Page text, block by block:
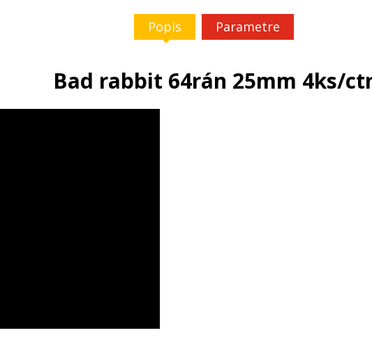
Popis Parametre
Bad rabbit 64rán 25mm 4ks/